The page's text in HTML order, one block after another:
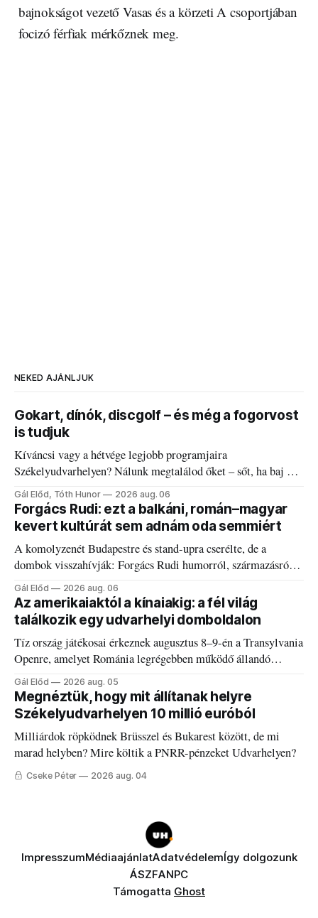
bajnokságot vezető Vasas és a körzeti A csoportjában
focizó férfiak mérkőznek meg.
NEKED AJÁNLJUK
Gokart, dínók, discgolf – és még a fogorvost
is tudjuk
Kíváncsi vagy a hétvége legjobb programjaira
Székelyudvarhelyen? Nálunk megtalálod őket – sőt, ha baj van
a fogaddal, a fogorvosi ügyeletet is!
Gál Előd, Tóth Hunor 2026 aug. 06
Forgács Rudi: ezt a balkáni, román–magyar
kevert kultúrát sem adnám oda semmiért
A komolyzenét Budapestre és stand-upra cserélte, de a
dombok visszahívják: Forgács Rudi humorról, származásról
és határokról.
Gál Előd 2026 aug. 06
Az amerikaiaktól a kínaiakig: a fél világ
találkozik egy udvarhelyi domboldalon
Tíz ország játékosai érkeznek augusztus 8–9-én a Transylvania
Openre, amelyet Románia legrégebben működő állandó
discgolfpályáján rendeznek meg.
Gál Előd 2026 aug. 05
Megnéztük, hogy mit állítanak helyre
Székelyudvarhelyen 10 millió euróból
Milliárdok röpködnek Brüsszel és Bukarest között, de mi
marad helyben? Mire költik a PNRR-pénzeket Udvarhelyen?
Cseke Péter 2026 aug. 04
ImpresszumMédiaajánlatAdatvédelemÍgy dolgozunk
ÁSZFANPC
Támogatta Ghost